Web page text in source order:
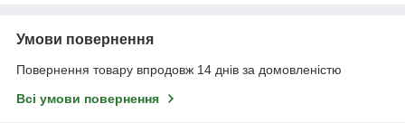
Умови повернення
Повернення товару впродовж 14 днів за домовленістю
Всі умови повернення